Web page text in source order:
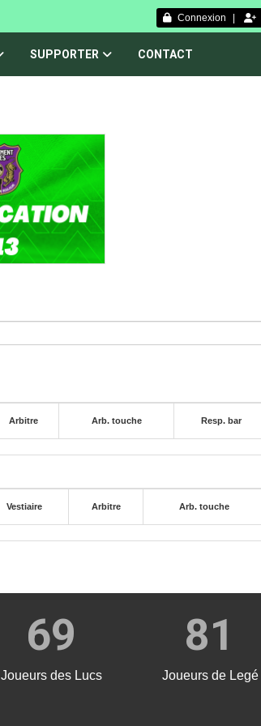
Connexion
SUPPORTER CONTACT
Arbitre Arb. touche Resp. bar
Vestiaire Arbitre Arb. touche
69
Joueurs des Lucs
81
Joueurs de Legé